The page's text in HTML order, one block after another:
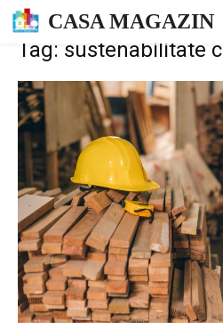
CASA MAGAZIN
Tag: sustenabilitate